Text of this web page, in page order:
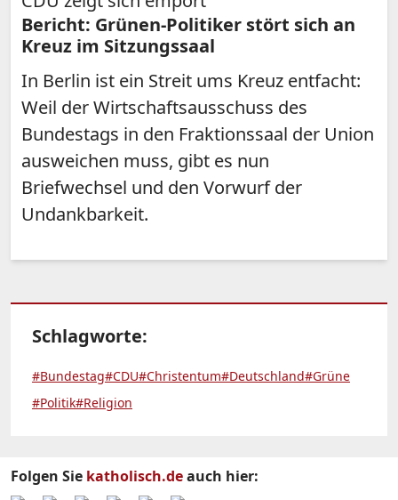
Bericht: Grünen-Politiker stört sich an
Kreuz im Sitzungssaal
In Berlin ist ein Streit ums Kreuz entfacht:
Weil der Wirtschaftsausschuss des
Bundestags in den Fraktionssaal der Union
ausweichen muss, gibt es nun
Briefwechsel und den Vorwurf der
Undankbarkeit.
Schlagworte:
#Bundestag#CDU#Christentum#Deutschland#Grüne
#Politik#Religion
Folgen Sie katholisch.deauch hier: